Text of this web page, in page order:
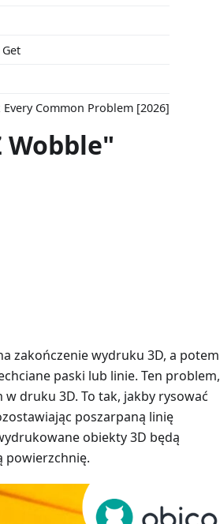
Common Problem [2026]
Wobble"
zakończenie wydruku 3D, a potem
paski lub linie. Ten problem,
druku 3D. To tak, jakby rysować
poszarpaną linię
obiekty 3D będą
powierzchnię.